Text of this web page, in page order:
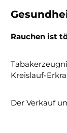
Rauchen ist
Kreislauf-
Der Verkauf